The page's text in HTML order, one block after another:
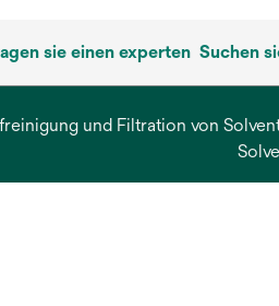
sie einen experten Suchen
und Filtration von